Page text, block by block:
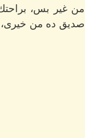
من غير بس،
صديق ده من خيرى،